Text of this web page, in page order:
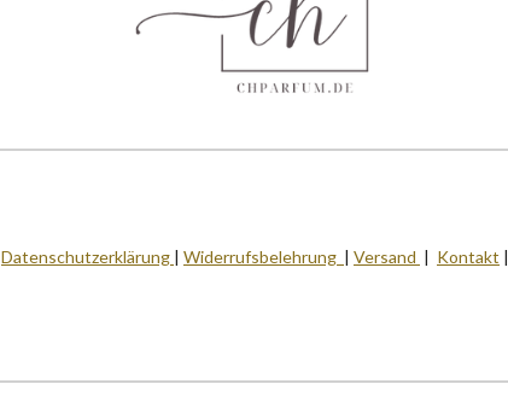
Datenschutzerklärung | Widerrufsbelehrung | Versand | Kontakt |